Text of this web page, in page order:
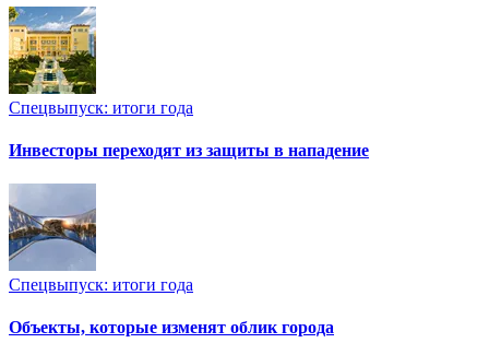
Спецвыпуск: итоги года
Инвесторы переходят из защиты в нападение
Спецвыпуск: итоги года
Объекты, которые изменят облик города